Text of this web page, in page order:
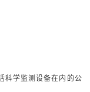
科学监测设备在内的公